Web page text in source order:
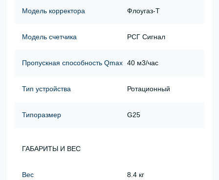
Модель корректора Флоугаз-Т
Модель счетчика РСГ Сигнал
Пропускная способность Qmax 40 м3/час
Тип устройства Ротационный
Типоразмер G25
ГАБАРИТЫ И ВЕС
Вес 8.4 кг